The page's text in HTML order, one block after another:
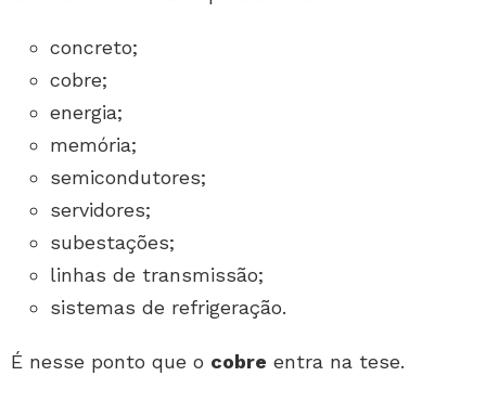
concreto;
cobre;
energia;
memória;
semicondutores;
servidores;
subestações;
linhas de transmissão;
sistemas de refrigeração.
É nesse ponto que o cobre entra na tese.